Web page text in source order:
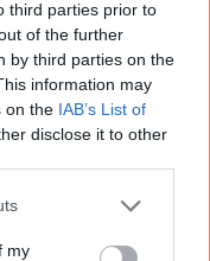
third parties prior to
of the further
by third parties on the
information may
on the IAB’s List of
disclose it to other
my